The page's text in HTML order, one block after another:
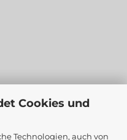
Cookies und
Technologien, auch von